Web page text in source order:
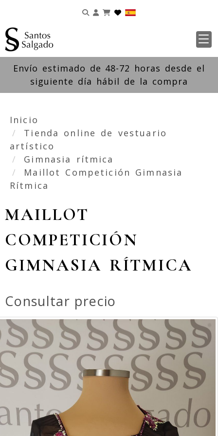
Identifícate
Envío estimado de 48-72 horas desde el
siguiente día hábil de la compra
Inicio
Tienda online de vestuario
artístico
Gimnasia rítmica
Maillot Competición Gimnasia
Rítmica
MAILLOT
COMPETICIÓN
GIMNASIA RÍTMICA
Consultar precio